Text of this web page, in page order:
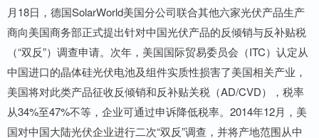
月18日，德国SolarWorld美国分公司联合其他六家光伏产品生产
商向美国商务部正式提出针对中国光伏产品的反倾销与反补贴税
（“双反”）调查申请。次年，美国国际贸易委员会（ITC）认定从
中国进口的晶体硅光伏电池及组件实质性损害了美国相关产业，
美国将对此类产品征收反倾销和反补贴关税（AD/CVD），税率
从34%至47%不等，企业可通过申诉降低税率。2014年12月，美
国对中国大陆光伏企业进行二次“双反”调查，并将产地范围从中